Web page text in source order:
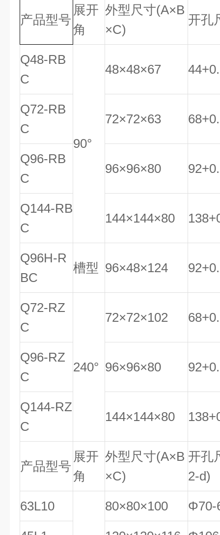
产品型号
展开
角
外型尺寸(A×B
×C)
开孔
Q48-RB
C
90°
48×48×67 44+0.
Q72-RB
C
72×72×63 68+0.
Q96-RB
C
96×96×80 92+0.
Q144-RB
C
144×144×80 138+
Q96H-R
BC
槽型 96×48×124 92+0.
Q72-RZ
C
240°
72×72×102 68+0.
Q96-RZ
C
96×96×80 92+0.
Q144-RZ
C
144×144×80 138+
产品型号
展开
角
外型尺寸(A×B
×C)
开孔
2-d)
63L10 80×80×100 Φ70-